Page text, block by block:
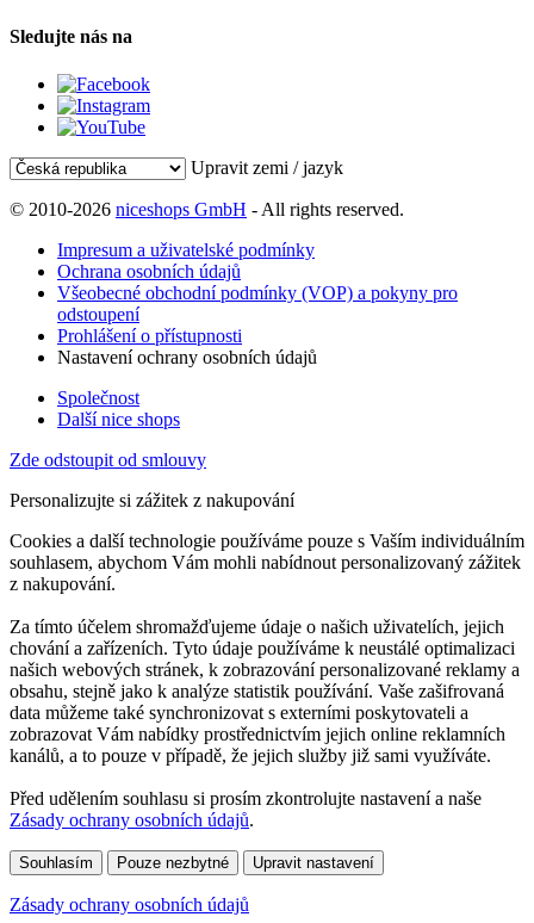
Sledujte nás na
Upravit zemi / jazyk
© 2010-2026 niceshops GmbH - All rights reserved.
Impresum a uživatelské podmínky
Ochrana osobních údajů
Všeobecné obchodní podmínky (VOP) a pokyny pro
odstoupení
Prohlášení o přístupnosti
Nastavení ochrany osobních údajů
Společnost
Další nice shops
Zde odstoupit od smlouvy
Personalizujte si zážitek z nakupování
Cookies a další technologie používáme pouze s Vaším individuálním
souhlasem, abychom Vám mohli nabídnout personalizovaný zážitek
z nakupování.
Za tímto účelem shromažďujeme údaje o našich uživatelích, jejich
chování a zařízeních. Tyto údaje používáme k neustálé optimalizaci
našich webových stránek, k zobrazování personalizované reklamy a
obsahu, stejně jako k analýze statistik používání. Vaše zašifrovaná
data můžeme také synchronizovat s externími poskytovateli a
zobrazovat Vám nabídky prostřednictvím jejich online reklamních
kanálů, a to pouze v případě, že jejich služby již sami využíváte.
Před udělením souhlasu si prosím zkontrolujte nastavení a naše
Zásady ochrany osobních údajů.
Souhlasím Pouze nezbytné Upravit nastavení
Zásady ochrany osobních údajů